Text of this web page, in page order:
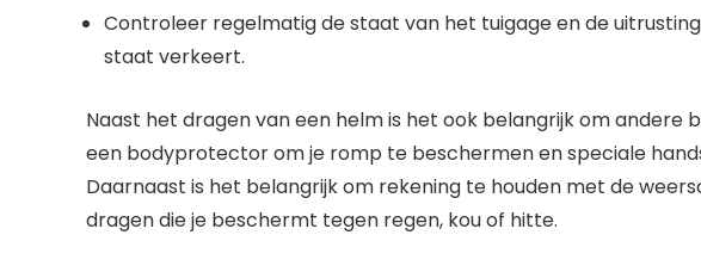
Controleer regelmatig de staat van het tuigage en de
staat verkeert.
Naast het dragen van een helm is het ook belangrijk om andere
een bodyprotector om je romp te beschermen en speciale
Daarnaast is het belangrijk om rekening te houden met de
dragen die je beschermt tegen regen, kou of hitte.